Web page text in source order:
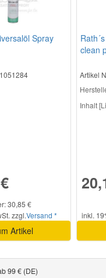
Spray
30,85 €
zzgl.Versand *
Artikel
clean
Artikel
Inhalt
inkl.
99 € (DE)